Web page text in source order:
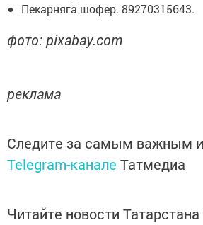
Пекарняга шофер. 89270315643.
фото: pixabay.com
реклама
Следите за самым важным
Telegram-канале Татмедиа
Читайте новости Татарстана